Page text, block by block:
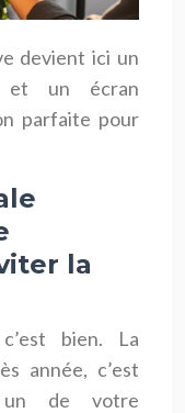
devient ici un
et un écran
parfaite pour
la
bien. La
année, c’est
un de votre